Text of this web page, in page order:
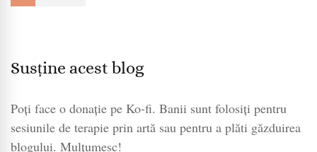
Susține acest blog
Poți face o donație pe Ko-fi. Banii sunt folosiți pentru
sesiunile de terapie prin artă sau pentru a plăti găzduirea
blogului. Mulțumesc!